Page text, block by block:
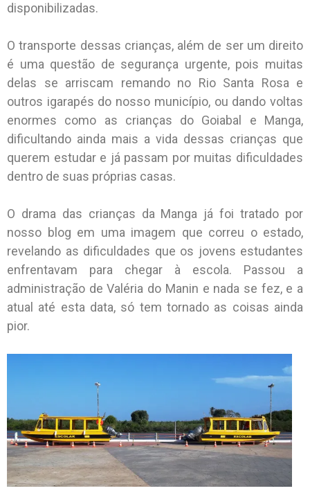
disponibilizadas.
O transporte dessas crianças, além de ser um direito
é uma questão de segurança urgente, pois muitas
delas se arriscam remando no Rio Santa Rosa e
outros igarapés do nosso município, ou dando voltas
enormes como as crianças do Goiabal e Manga,
dificultando ainda mais a vida dessas crianças que
querem estudar e já passam por muitas dificuldades
dentro de suas próprias casas.
O drama das crianças da Manga já foi tratado por
nosso blog em uma imagem que correu o estado,
revelando as dificuldades que os jovens estudantes
enfrentavam para chegar à escola. Passou a
administração de Valéria do Manin e nada se fez, e a
atual até esta data, só tem tornado as coisas ainda
pior.